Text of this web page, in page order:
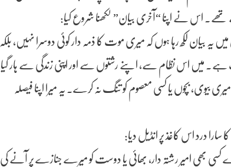
تھے۔ اس نے اپنا “آخری بیان” لکھنا شروع کیا:
یہ بیان لکھ رہا ہوں کہ میری موت کا ذمہ دار کوئی دوسرا نہیں، بلکہ
میں اس نظام سے، اپنے رشتوں سے اور اپنی زندگی سے ہار گیا
بیوی، بچوں یا کسی معصوم کو تنگ نہ کرے۔ یہ میرا اپنا فیصلہ
درد اس کاغذ پر انڈیل دیا:
بھی امیر رشتہ دار، بھائی یا دوست کو میرے جنازے پر آنے کی